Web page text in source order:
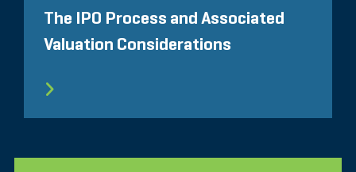
The IPO Process and Associated
Valuation Considerations